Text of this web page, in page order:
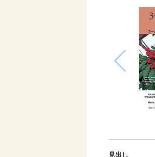
見出し